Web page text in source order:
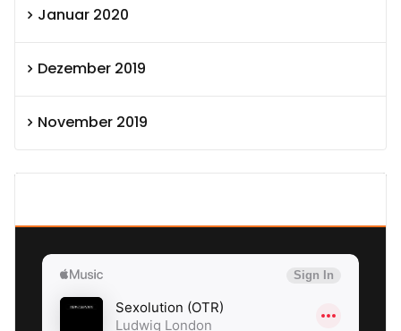
Januar 2020
Dezember 2019
November 2019